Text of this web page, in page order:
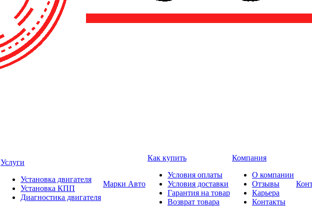
Услуги
Установка двигателя
Установка КПП
Диагностика двигателя
Марки Авто
Как купить
Условия оплаты
Условия доставки
Гарантия на товар
Возврат товара
Компания
О компании
Отзывы
Карьера
Контакты